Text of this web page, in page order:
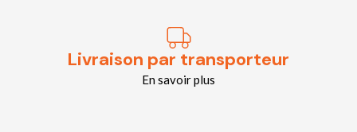
Livraison par transporteur
En savoir plus